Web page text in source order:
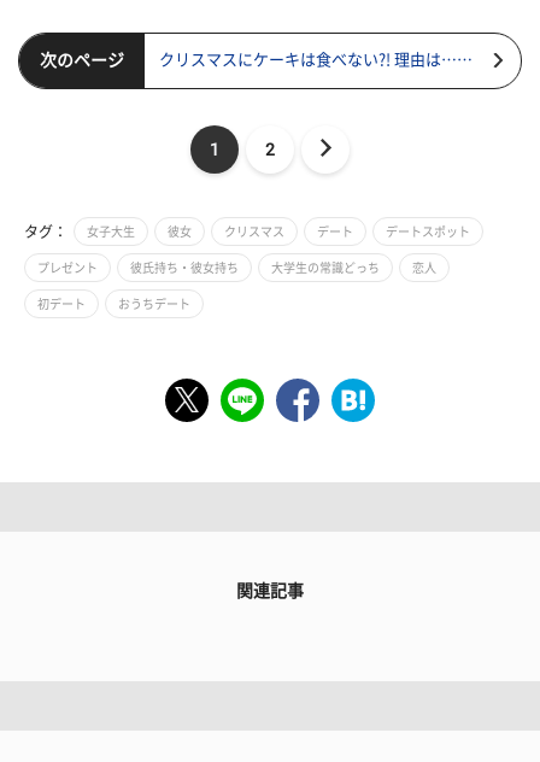
次のページ クリスマスにケーキは食べない?! 理由は……
1 2
タグ： 女子大生 彼女 クリスマス デート デートスポット
プレゼント 彼氏持ち・彼女持ち 大学生の常識どっち 恋人
初デート おうちデート
関連記事